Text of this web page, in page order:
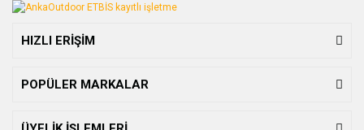
HIZLI ERİŞİM
POPÜLER MARKALAR